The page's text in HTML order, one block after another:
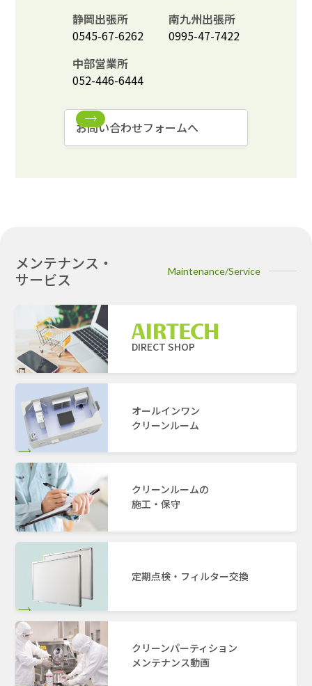
静岡出張所
0545-67-6262
中部営業所
052-446-6444
南九州出張所
0995-47-7422
お問い合わせフォームへ
メンテナンス・
サービス
Maintenance/Service
DIRECT SHOP
オールインワン
クリーンルーム
クリーンルームの
施工・保守
定期点検・フィルター交換
クリーンパーティション
メンテナンス動画